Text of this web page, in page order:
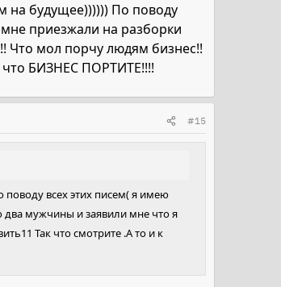
на будущее)))))) По поводу
приезжали на разборки
Что мол порчу людям бизнес!!
что БИЗНЕС ПОРТИТЕ!!!!
#15
поводу всех этих писем( я имею
два мужчины и заявили мне что я
Так что смотрите .А то и к